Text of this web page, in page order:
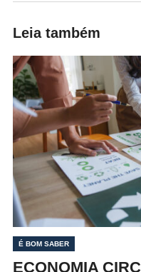
Leia também
É BOM SABER
ECONOMIA